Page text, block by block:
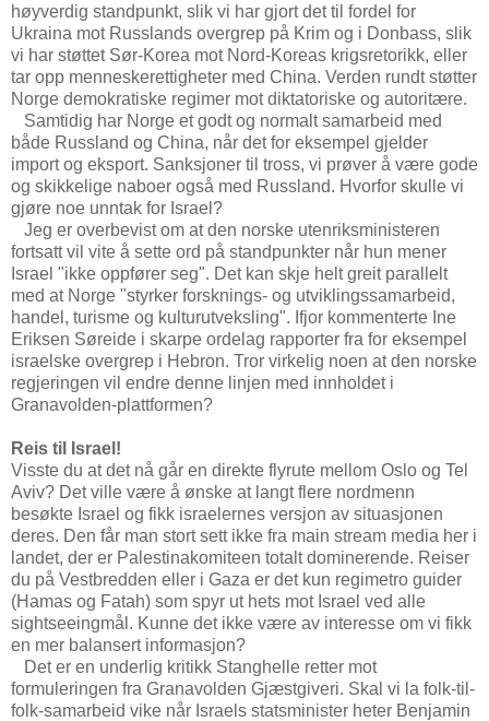
høyverdig standpunkt, slik vi har gjort det til fordel for
Ukraina mot Russlands overgrep på Krim og i Donbass, slik
vi har støttet Sør-Korea mot Nord-Koreas krigsretorikk, eller
tar opp menneskerettigheter med China. Verden rundt støtter
Norge demokratiske regimer mot diktatoriske og autoritære.
Samtidig har Norge et godt og normalt samarbeid med
både Russland og China, når det for eksempel gjelder
import og eksport. Sanksjoner til tross, vi prøver å være gode
og skikkelige naboer også med Russland. Hvorfor skulle vi
gjøre noe unntak for Israel?
Jeg er overbevist om at den norske utenriksministeren
fortsatt vil vite å sette ord på standpunkter når hun mener
Israel "ikke oppfører seg". Det kan skje helt greit parallelt
med at Norge "styrker forsknings- og utviklingssamarbeid,
handel, turisme og kulturutveksling". Ifjor kommenterte Ine
Eriksen Søreide i skarpe ordelag rapporter fra for eksempel
israelske overgrep i Hebron. Tror virkelig noen at den norske
regjeringen vil endre denne linjen med innholdet i
Granavolden-plattformen?
Reis til Israel!
Visste du at det nå går en direkte flyrute mellom Oslo og Tel
Aviv? Det ville være å ønske at langt flere nordmenn
besøkte Israel og fikk israelernes versjon av situasjonen
deres. Den får man stort sett ikke fra main stream media her i
landet, der er Palestinakomiteen totalt dominerende. Reiser
du på Vestbredden eller i Gaza er det kun regimetro guider
(Hamas og Fatah) som spyr ut hets mot Israel ved alle
sightseeingmål. Kunne det ikke være av interesse om vi fikk
en mer balansert informasjon?
Det er en underlig kritikk Stanghelle retter mot
formuleringen fra Granavolden Gjæstgiveri. Skal vi la folk-til-
folk-samarbeid vike når Israels statsminister heter Benjamin